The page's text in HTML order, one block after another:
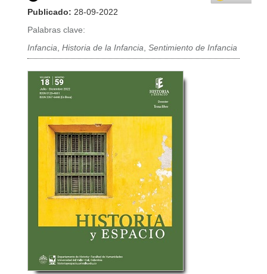
Publicado: 28-09-2022
Palabras clave:
Infancia,Historia de la Infancia,Sentimiento de Infancia